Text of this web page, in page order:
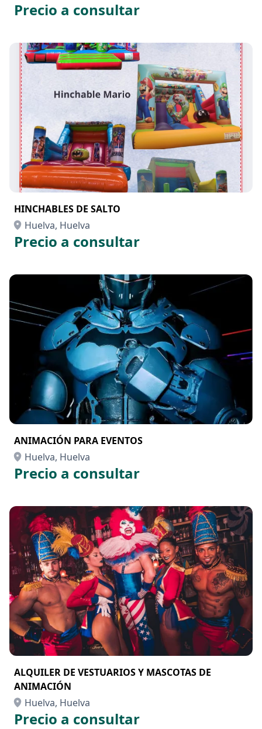
Precio a consultar
HINCHABLES DE SALTO
Huelva, Huelva
Precio a consultar
ANIMACIÓN PARA EVENTOS
Huelva, Huelva
Precio a consultar
ALQUILER DE VESTUARIOS Y MASCOTAS DE
ANIMACIÓN
Huelva, Huelva
Precio a consultar